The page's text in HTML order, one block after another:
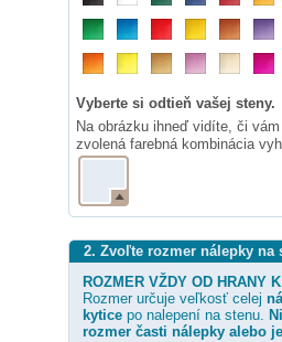
Vyberte si odtieň vašej steny.
Na obrázku ihneď vidíte, či
zvolená farebná kombinácia
2. Zvoľte rozmer nálepky na
ROZMER VŽDY OD HRANY
Rozmer určuje veľkosť celej
kytice po nalepení na stenu.
rozmer časti nálepky alebo